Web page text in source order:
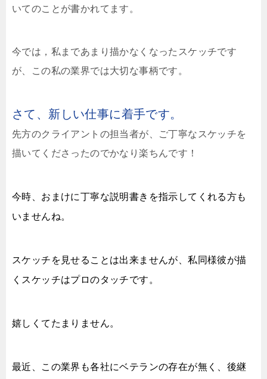
いてのことが書かれてます。
今では，私まであまり描かなくなったスケッチです
が、この私の業界では大切な事柄です。
さて、新しい仕事に着手です。
先方のクライアントの担当者が、ご丁寧なスケッチを
描いてくださったのでかなり楽ちんです！
今時、おまけに丁寧な説明書きを指示してくれる方も
いませんね。
スケッチを見せることは出来ませんが、私同様彼が描
くスケッチはプロのタッチです。
嬉しくてたまりません。
最近、この業界も各社にベテランの存在が無く、後継